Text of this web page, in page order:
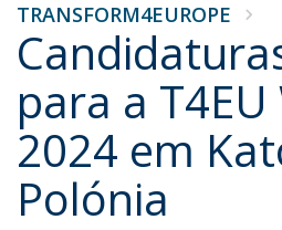
TRANSFORM4EUROPE
para a T4EU
2024 em
Polónia